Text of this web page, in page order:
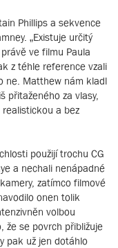
Phillips a sekvence
„Existuje určitý
ve filmu Paula
z téhle reference vzali
ne. Matthew nám kladl
přitaženého za vlasy,
a bez
použijí trochu CG
a nechali nenápadné
zatímco filmové
onen tolik
volbou
že se povrch přibližuje
pak už jen dotáhlo